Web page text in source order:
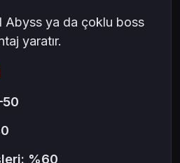
Abyss ya da çoklu boss
yaratır.
%60